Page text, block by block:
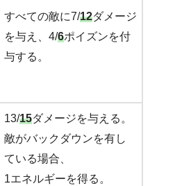
すべての敵に7/12ダメージ
を与え、4/6ポイズンを付
与する。
13/15ダメージを与える。
敵がバックダウンを有し
ている場合、
1エネルギーを得る。